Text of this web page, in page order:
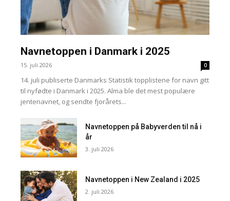
Navnetoppen i Danmark i 2025
15. juli 2026 0
14. juli publiserte Danmarks Statistik topplistene for navn gitt
til nyfødte i Danmark i 2025. Alma ble det mest populære
jentenavnet, og sendte fjorårets...
Navnetoppen på Babyverden til nå i
år
3. juli 2026
Navnetoppen i New Zealand i 2025
2. juli 2026